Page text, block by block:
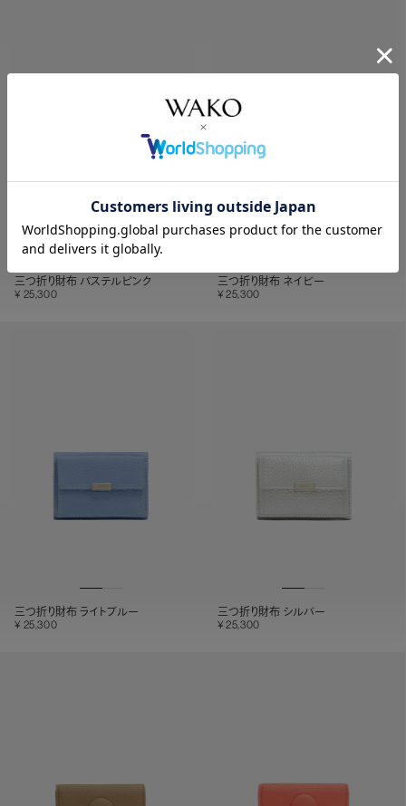
三つ折り財布 パステルピンク
25,300
三つ折り財布 ネイビー
25,300
三つ折り財布 ライトブルー
25,300
三つ折り財布 シルバー
25,300